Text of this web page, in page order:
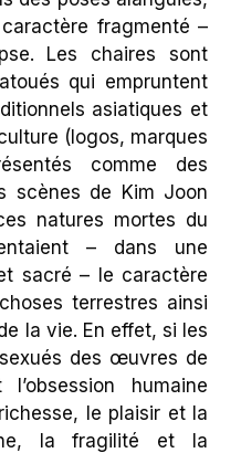
fragmenté –
Les chaires sont
qui empruntent
asiatiques et
(logos, marques
comme des
scènes de Kim Joon
natures mortes du
– dans une
sacré – le caractère
terrestres ainsi
la vie. En effet, si les
des œuvres de
humaine
le plaisir et la
la fragilité et la